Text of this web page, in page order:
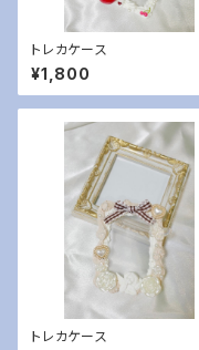
トレカケース
¥1,800
トレカケース